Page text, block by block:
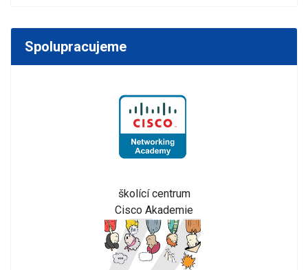
Spolupracujeme
školící centrum
Cisco Akademie